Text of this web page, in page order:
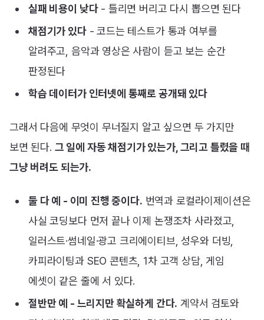
실패 비용이 낮다- 틀리면 버리고 다시 뽑으면 된다
채점기가 있다- 코드는 테스트가 통과 여부를
알려주고, 음악과 영상은 사람이 듣고 보는 순간
판정된다
학습 데이터가 인터넷에 통째로 공개돼 있다
그래서 다음에 무엇이 무너질지 알고 싶으면 두 가지만
보면 된다. 그 일에 자동 채점기가 있는가, 그리고 틀렸을 때
그냥 버려도 되는가.
둘 다 예 - 이미 진행 중이다. 번역과 로컬라이제이션은
사실 코딩보다 먼저 끝나 이제 논쟁조차 사라졌고,
일러스트·썸네일·광고 크리에이티브, 성우와 더빙,
카피라이팅과 SEO 콘텐츠, 1차 고객 상담, 게임
에셋이 같은 줄에 서 있다.
절반만 예 - 느리지만 확실하게 간다. 계약서 검토와